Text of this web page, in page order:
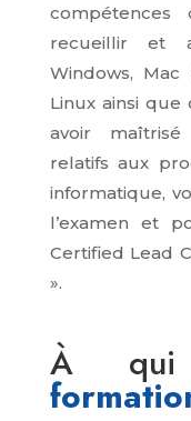
compétences
recueillir et
Windows, Mac
Linux ainsi que
avoir
relatifs aux
informatique,
l’examen et
Certified Lead
».
À qui